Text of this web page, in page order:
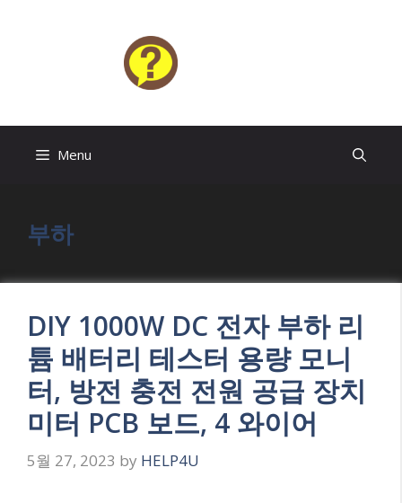
Menu
부하
DIY 1000W DC 전자 부하 리
튬 배터리 테스터 용량 모니
터, 방전 충전 전원 공급 장치
미터 PCB 보드, 4 와이어
5월 27, 2023 by HELP4U